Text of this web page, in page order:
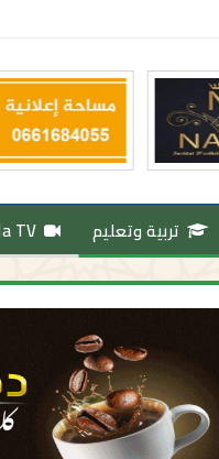
تربية وتعليم TV